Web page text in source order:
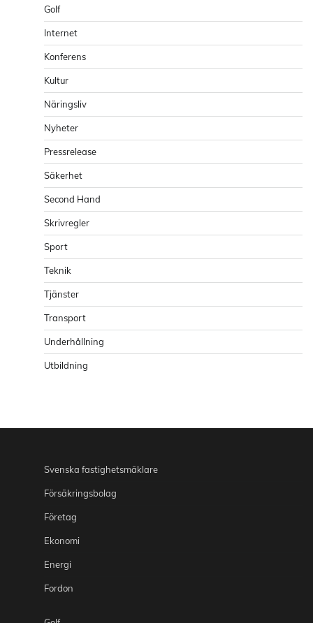
Golf
Internet
Konferens
Kultur
Näringsliv
Nyheter
Pressrelease
Säkerhet
Second Hand
Skrivregler
Sport
Teknik
Tjänster
Transport
Underhållning
Utbildning
Svenska fastighetsmäklare
Försäkringsbolag
Företag
Ekonomi
Energi
Fordon